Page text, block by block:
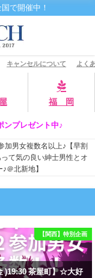
で開催中！
キャンセルについて よく
福 岡
ンプレゼント中♪
加男女複数名以上♪【早割
て気の良い紳士男性とオ
＠北新地】
【関西】特別企画
)19:30 茶屋町】☆大好